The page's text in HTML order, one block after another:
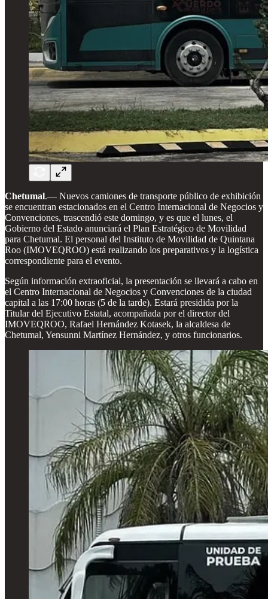
Chetumal.— Nuevos camiones de transporte público de exhibición
se encuentran estacionados en el Centro Internacional de Negocios y
Convenciones, trascendió este domingo, y es que el lunes, el
Gobierno del Estado anunciará el Plan Estratégico de Movilidad
para Chetumal. El personal del Instituto de Movilidad de Quintana
Roo (IMOVEQROO) está realizando los preparativos y la logística
correspondiente para el evento.
Según información extraoficial, la presentación se llevará a cabo en
el Centro Internacional de Negocios y Convenciones de la ciudad
capital a las 17:00 horas (5 de la tarde). Estará presidida por la
Titular del Ejecutivo Estatal, acompañada por el director del
IMOVEQROO, Rafael Hernández Kotasek, la alcaldesa de
Chetumal, Yensunni Martínez Hernández, y otros funcionarios.